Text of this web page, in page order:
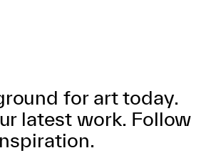
for art today.
latest work. Follow